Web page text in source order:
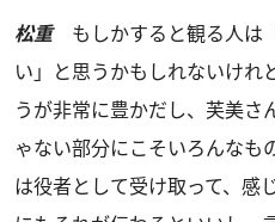
松重もしかすると観る人は
い」と思うかもしれないけれ
うが非常に豊かだし、芙美さ
ゃない部分にこそいろんなも
は役者として受け取って、感